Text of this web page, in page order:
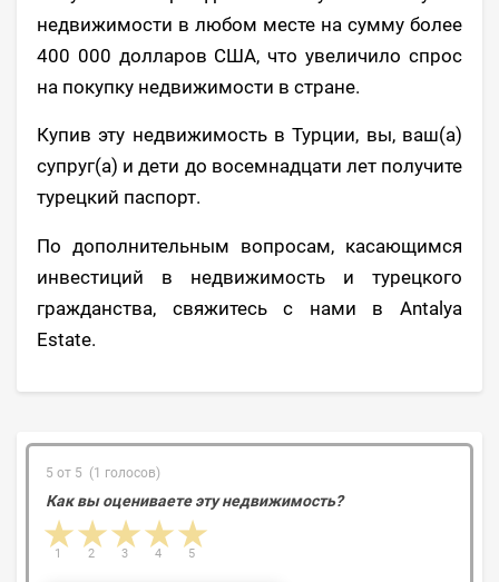
недвижимости в любом месте на сумму более
400 000 долларов США, что увеличило спрос
на покупку недвижимости в стране.
Купив эту недвижимость в Турции, вы, ваш(а)
супруг(а) и дети до восемнадцати лет получите
турецкий паспорт.
По дополнительным вопросам, касающимся
инвестиций в недвижимость и турецкого
гражданства, свяжитесь с нами в Antalya
Estate.
5 от 5 (1 голосов)
Как вы оцениваете эту недвижимость?
4 stars
3 stars
2 stars
1 star 5
4
3
2
1